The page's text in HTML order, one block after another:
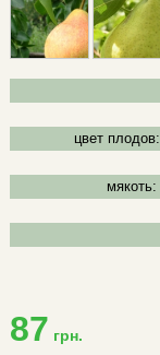
цвет плодов:
мякоть:
87 грн.